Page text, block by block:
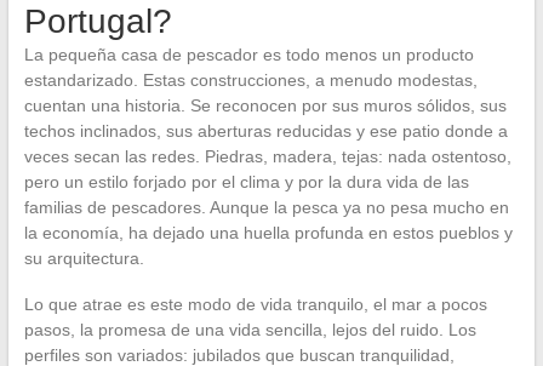
Portugal?
La pequeña casa de pescador es todo menos un producto
estandarizado. Estas construcciones, a menudo modestas,
cuentan una historia. Se reconocen por sus muros sólidos, sus
techos inclinados, sus aberturas reducidas y ese patio donde a
veces secan las redes. Piedras, madera, tejas: nada ostentoso,
pero un estilo forjado por el clima y por la dura vida de las
familias de pescadores. Aunque la pesca ya no pesa mucho en
la economía, ha dejado una huella profunda en estos pueblos y
su arquitectura.
Lo que atrae es este modo de vida tranquilo, el mar a pocos
pasos, la promesa de una vida sencilla, lejos del ruido. Los
perfiles son variados: jubilados que buscan tranquilidad,